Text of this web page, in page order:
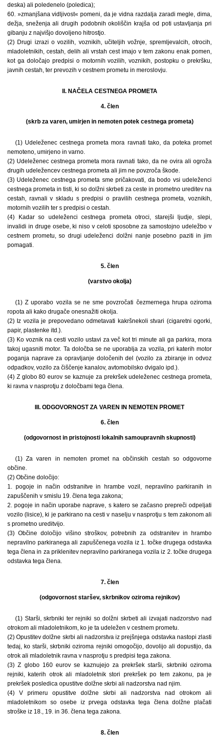
deska) ali poledenelo (poledica);
60. »zmanjšana vidljivost« pomeni, da je vidna razdalja zaradi megle, dima,
dežja, sneženja ali drugih podobnih okoliščin krajša od poti ustavljanja pri
gibanju z najvišjo dovoljeno hitrostjo.
(2) Drugi izrazi o vozilih, voznikih, učiteljih vožnje, spremljevalcih, otrocih,
mladoletnikih, cestah, delih ali vrstah cest imajo v tem zakonu enak pomen,
kot ga določajo predpisi o motornih vozilih, voznikih, postopku o prekršku,
javnih cestah, ter prevozih v cestnem prometu in meroslovju.
II. NAČELA CESTNEGA PROMETA
4. člen
(skrb za varen, umirjen in nemoten potek cestnega prometa)
(1) Udeleženec cestnega prometa mora ravnati tako, da poteka promet
nemoteno, umirjeno in varno.
(2) Udeleženec cestnega prometa mora ravnati tako, da ne ovira ali ogroža
drugih udeležencev cestnega prometa ali jim ne povzroča škode.
(3) Udeleženec cestnega prometa sme pričakovati, da bodo vsi udeleženci
cestnega prometa in tisti, ki so dolžni skrbeti za ceste in prometno ureditev na
cestah, ravnali v skladu s predpisi o pravilih cestnega prometa, voznikih,
motornih vozilih ter s predpisi o cestah.
(4) Kadar so udeleženci cestnega prometa otroci, starejši ljudje, slepi,
invalidi in druge osebe, ki niso v celoti sposobne za samostojno udeležbo v
cestnem prometu, so drugi udeleženci dolžni nanje posebno paziti in jim
pomagati.
5. člen
(varstvo okolja)
(1) Z uporabo vozila se ne sme povzročati čezmernega hrupa oziroma
ropota ali kako drugače onesnažiti okolja.
(2) Iz vozila je prepovedano odmetavati kakršnekoli stvari (cigaretni ogorki,
papir, plastenke itd.).
(3) Ko voznik na cesti vozilo ustavi za več kot tri minute ali ga parkira, mora
takoj ugasniti motor. Ta določba se ne uporablja za vozila, pri katerih motor
poganja naprave za opravljanje določenih del (vozilo za zbiranje in odvoz
odpadkov, vozilo za čiščenje kanalov, avtomobilsko dvigalo ipd.).
(4) Z globo 80 eurov se kaznuje za prekršek udeleženec cestnega prometa,
ki ravna v nasprotju z določbami tega člena.
III. ODGOVORNOST ZA VAREN IN NEMOTEN PROMET
6. člen
(odgovornost in pristojnosti lokalnih samoupravnih skupnosti)
(1) Za varen in nemoten promet na občinskih cestah so odgovorne
občine.
(2) Občine določijo:
1. pogoje in način odstranitve in hrambe vozil, nepravilno parkiranih in
zapuščenih v smislu 19. člena tega zakona;
2. pogoje in način uporabe naprave, s katero se začasno prepreči odpeljati
vozilo (lisice), ki je parkirano na cesti v naselju v nasprotju s tem zakonom ali
s prometno ureditvijo.
(3) Občine določijo višino stroškov, potrebnih za odstranitev in hrambo
nepravilno parkiranega ali zapuščenega vozila iz 1. točke drugega odstavka
tega člena in za priklenitev nepravilno parkiranega vozila iz 2. točke drugega
odstavka tega člena.
7. člen
(odgovornost staršev, skrbnikov oziroma rejnikov)
(1) Starši, skrbniki ter rejniki so dolžni skrbeti ali izvajati nadzorstvo nad
otrokom ali mladoletnikom, ko je ta udeležen v cestnem prometu.
(2) Opustitev dolžne skrbi ali nadzorstva iz prejšnjega odstavka nastopi zlasti
tedaj, ko starši, skrbniki oziroma rejniki omogočijo, dovolijo ali dopustijo, da
otrok ali mladoletnik ravna v nasprotju s predpisi tega zakona.
(3) Z globo 160 eurov se kaznujejo za prekršek starši, skrbniki oziroma
rejniki, katerih otrok ali mladoletnik stori prekršek po tem zakonu, pa je
prekršek posledica opustitve dolžne skrbi ali nadzorstva nad njim.
(4) V primeru opustitve dolžne skrbi ali nadzorstva nad otrokom ali
mladoletnikom so osebe iz prvega odstavka tega člena dolžne plačati
stroške iz 18., 19. in 36. člena tega zakona.
8. člen